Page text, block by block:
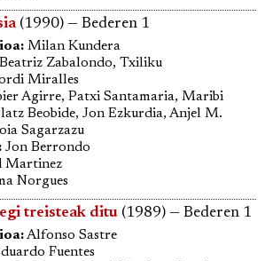
(1990) — Bederen 1
Milan Kundera
Beatriz Zabalondo, Txiliku
Miralles
Agirre, Patxi Santamaria, Maribi
Beobide, Jon Ezkurdia, Anjel M.
Sagarzazu
Jon Berrondo
Martinez
Norgues
treisteak ditu (1989) — Bederen 1
Alfonso Sastre
Fuentes